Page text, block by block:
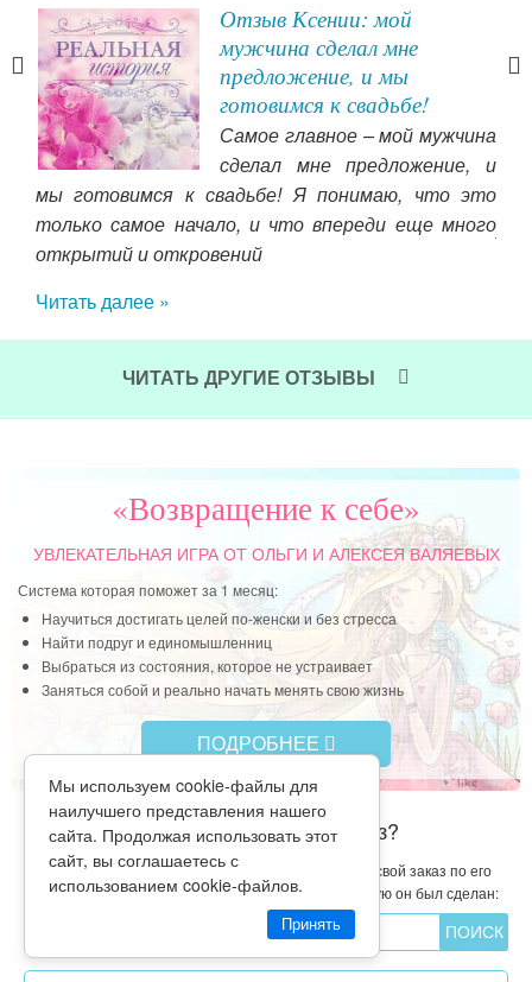
История Елены Лалетиной
Когда мне кто-то говорит, а
как же твой талант, твоя
карьера? Могу сразу всех
успокоить, я продолжаю
заниматься своим делом, я
продолжаю писать музыку, продолжаю
участвовать в международных композиторских
конкурсах, публиковаться в международных
концертах, выставках. И во всём этом мне
помогает муж, так как он заинтересован во мне
ещё и как в музыканте и для него важен мой
— семья! У счастливой женщины есть время на
всё, и на духовность, и на себя, и на близких, и на
свою реализацию. Я безмерно благодарна Господу,
судьбе за все сложности в моей жизни, которые
помогли мне многое понять и осознать,
благодаря которым я научилась видеть, ценить и
беречь настоящие ценности.
Читать далее »
ЧИТАТЬ ДРУГИЕ ОТЗЫВЫ
«Возвращение к себе»
УВЛЕКАТЕЛЬНАЯ ИГРАОТ ОЛЬГИ И АЛЕКСЕЯ ВАЛЯЕВЫХ
Система которая поможет за 1 месяц:
Научиться достигать целей по-женски и без стресса
Найти подруг и единомышленниц
Выбраться из состояния, которое не устраивает
Заняться собой и реально начать менять свою жизнь
ПОДРОБНЕЕ
На каком этапе мой заказ?
Мы используем cookie-файлы для
наилучшего представления нашего
сайта. Продолжая использовать этот
сайт, вы соглашаетесь с
использованием cookie-файлов.
Принять